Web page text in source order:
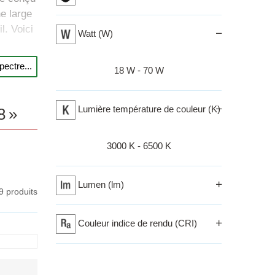
large
Voici
»
produits
Watt (W)
18 W - 70 W
Lumière température de couleur (K)
Izberi razpon3000 K - 6500 K
Lumen (lm)
Couleur indice de rendu (CRI)